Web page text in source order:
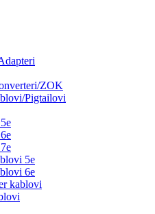
ZOK
Pigtailovi
5e
6e
kablovi